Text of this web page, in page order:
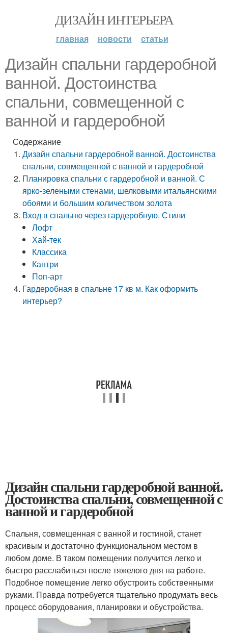
ДИЗАЙН ИНТЕРЬЕРА
главная новости статьи
Дизайн спальни гардеробной
ванной. Достоинства
спальни, совмещенной с
ванной и гардеробной
Содержание
Дизайн спальни гардеробной ванной. Достоинства
спальни, совмещенной с ванной и гардеробной
Планировка спальни с гардеробной и ванной. С
ярко-зелеными стенами, шелковыми итальянскими
обоями и большим количеством золота
Вход в спальню через гардеробную. Стили
Лофт
Хай-тек
Классика
Кантри
Поп-арт
Гардеробная в спальне 17 кв м. Как оформить
интерьер?
Дизайн спальни гардеробной ванной.
Достоинства спальни, совмещенной с
ванной и гардеробной
Спальня, совмещенная с ванной и гостиной, станет
красивым и достаточно функциональном местом в
любом доме. В таком помещении получится легко и
быстро расслабиться после тяжелого дня на работе.
Подобное помещение легко обустроить собственными
руками. Правда потребуется тщательно продумать весь
процесс оборудования, планировки и обустройства.